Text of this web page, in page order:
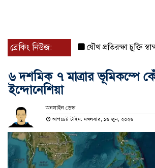
ব্রেকিং নিউজ: যৌথ প্রতিরক্ষা চুক্তি
৬ দশমিক ৭ মাত্রার ভূমিকম্পে
ইন্দোনেশিয়া
অনলাইন ডেস্ক
আপডেট টাইম: মঙ্গলবার, ১৬ জুন, ২০২৬